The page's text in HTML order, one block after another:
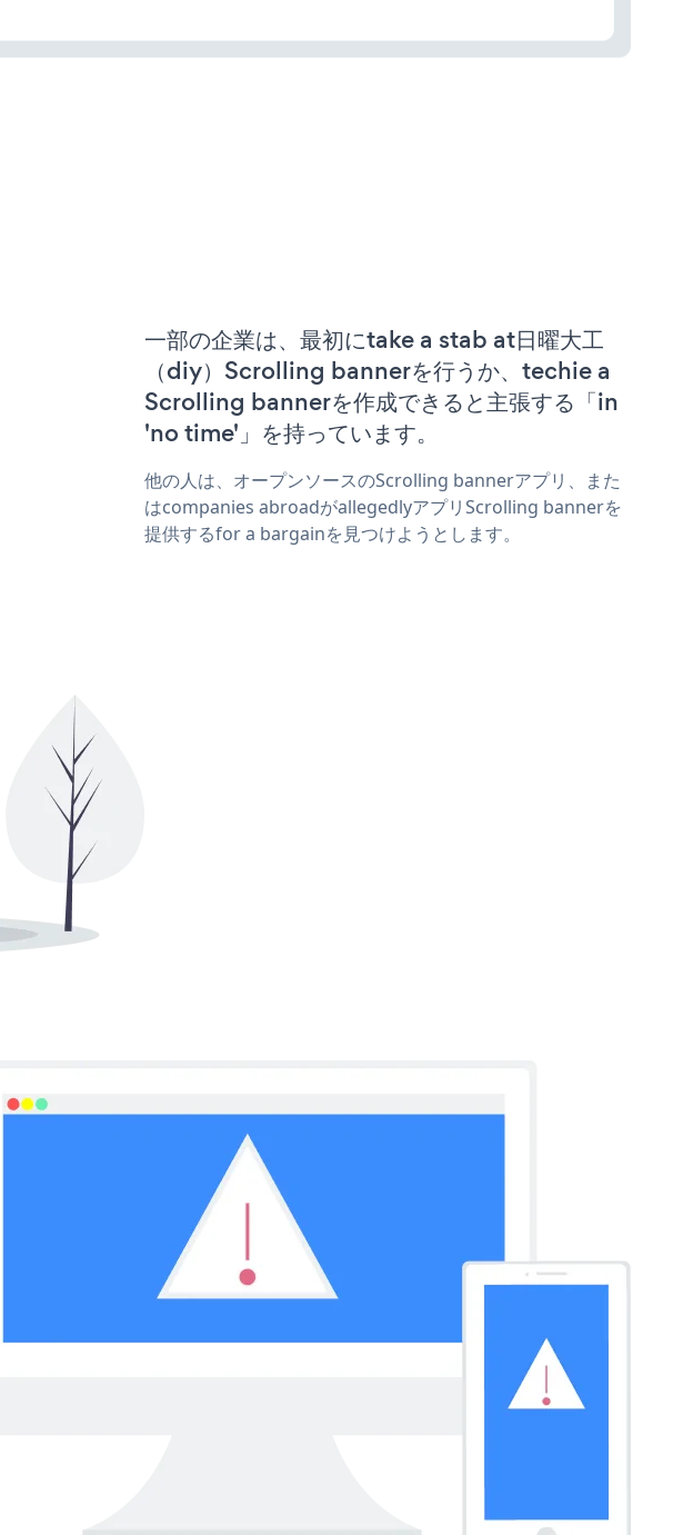
一部の企業は、最初にtake a stab at日曜大工
（diy）Scrolling bannerを行うか、techie a
Scrolling bannerを作成できると主張する「in
'no time'」を持っています。
他の人は、オープンソースのScrolling bannerアプリ、また
はcompanies abroadがallegedlyアプリScrolling bannerを
提供するfor a bargainを見つけようとします。